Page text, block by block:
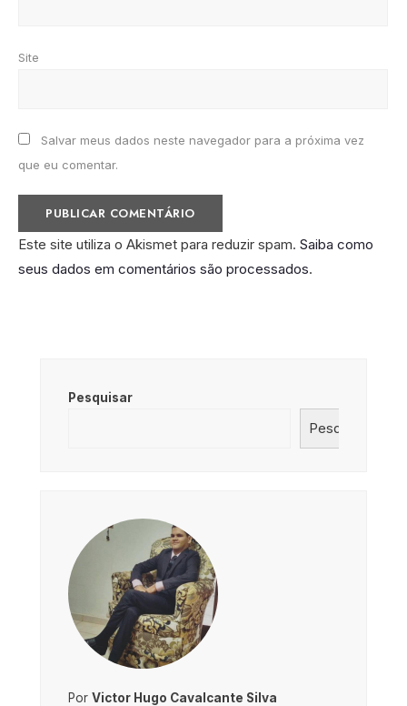
Site
Salvar meus dados neste navegador para a próxima vez
que eu comentar.
Este site utiliza o Akismet para reduzir spam. Saiba como
seus dados em comentários são processados.
Pesquisar
Pesquisar
Por Victor Hugo Cavalcante Silva